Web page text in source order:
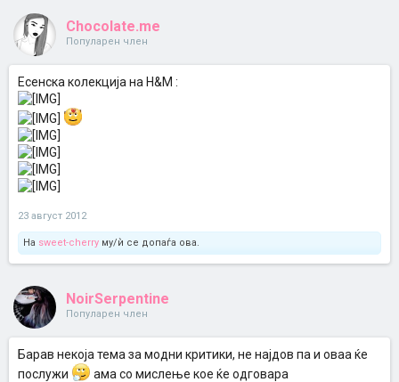
Chocolate.me
Популарен член
Есенска колекција на H&M :
23 август 2012
На sweet-cherry му/ѝ се допаѓа ова.
NoirSerpentine
Популарен член
Барав некоја тема за модни критики, не најдов па и оваа ќе
послужи
ама со мислење кое ќе одговара